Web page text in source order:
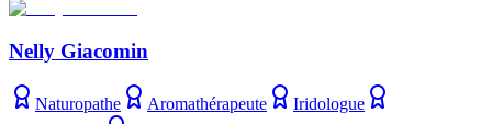
Nelly Giacomin
Naturopathe Aromathérapeute
Iridologue